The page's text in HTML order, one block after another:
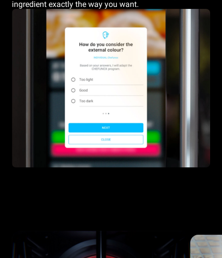
ingredient exactly the way you want.